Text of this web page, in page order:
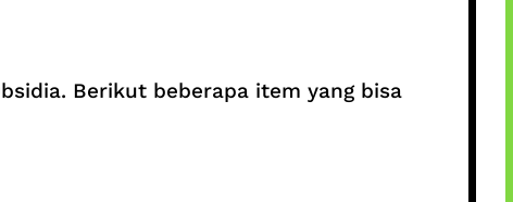
Berikut beberapa item yang bisa